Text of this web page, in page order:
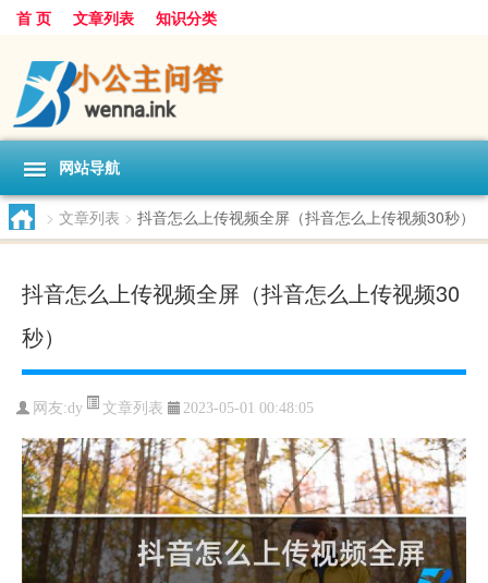
首 页 文章列表 知识分类
网站导航
> 文章列表 > 抖音怎么上传视频全屏（抖音怎么上传视频30秒）
抖音怎么上传视频全屏（抖音怎么上传视频30
秒）
网友:dy 文章列表 2023-05-01 00:48:05